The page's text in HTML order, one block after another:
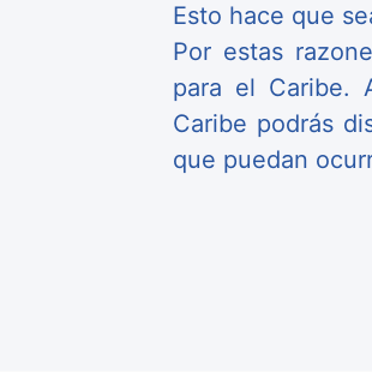
Esto hace que
Por estas
para el Caribe.
Caribe podrás
que puedan